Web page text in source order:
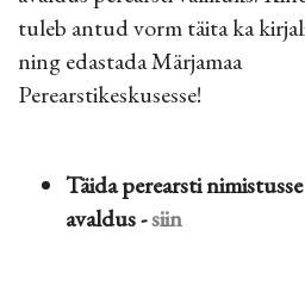
tuleb antud vorm täita ka
ning edastada Märjamaa
Perearstikeskusesse!
Täida perearsti
avaldus -siin